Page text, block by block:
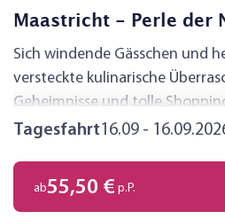
Maastricht - Perle der
Sich windende Gässchen und
versteckte kulinarische
Geheimnisse und tolle
alte Stadt Maastricht
und von den Besuchern
Tagesfahrt16.09 -
ab55,50 € p.P.